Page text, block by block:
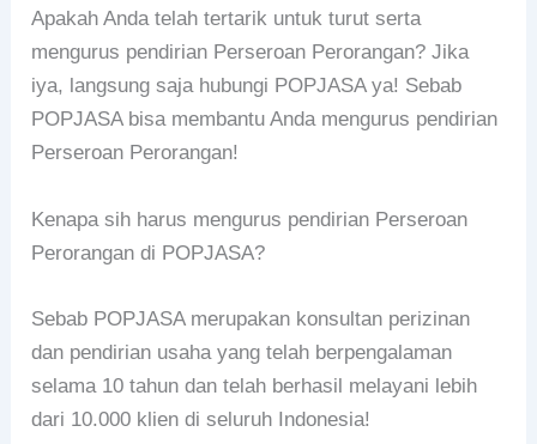
Apakah Anda telah tertarik untuk turut serta
mengurus pendirian Perseroan Perorangan? Jika
iya, langsung saja hubungi POPJASA ya! Sebab
POPJASA bisa membantu Anda mengurus pendirian
Perseroan Perorangan!
Kenapa sih harus mengurus pendirian Perseroan
Perorangan di POPJASA?
Sebab POPJASA merupakan konsultan perizinan
dan pendirian usaha yang telah berpengalaman
selama 10 tahun dan telah berhasil melayani lebih
dari 10.000 klien di seluruh Indonesia!